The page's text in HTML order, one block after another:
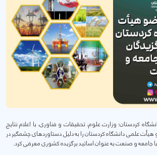
کردستان؛ وزارت علوم، تحقیقات و فناوری، با اعلام نتایج
چهار عضو هیأت علمی دانشگاه کردستان را به دلیل دستاوردهای چشمگیر در
جامعه و صنعت به عنوان اساتید برگزیده کشوری معرفی کرد.